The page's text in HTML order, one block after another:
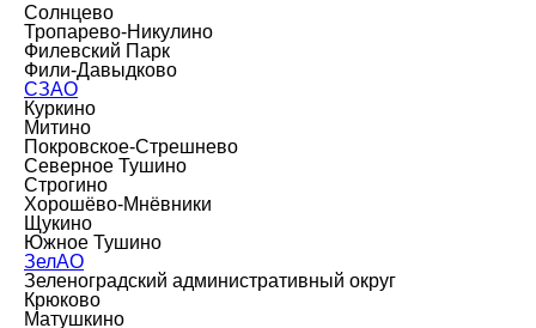
Солнцево
Тропарево-Никулино
Филевский Парк
Фили-Давыдково
СЗАО
Куркино
Митино
Покровское-Стрешнево
Северное Тушино
Строгино
Хорошёво-Мнёвники
Щукино
Южное Тушино
ЗелАО
Зеленоградский административный округ
Крюково
Матушкино